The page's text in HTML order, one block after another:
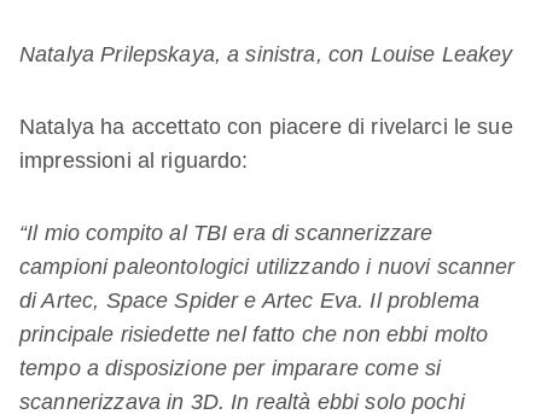
Natalya Prilepskaya, a sinistra, con Louise Leakey
Natalya ha accettato con piacere di rivelarci le sue
impressioni al riguardo:
“Il mio compito al TBI era di scannerizzare
campioni paleontologici utilizzando i nuovi scanner
di Artec, Space Spider e Artec Eva. Il problema
principale risiedette nel fatto che non ebbi molto
tempo a disposizione per imparare come si
scannerizzava in 3D. In realtà ebbi solo pochi